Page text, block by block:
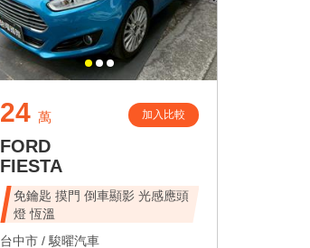
24 萬 加入比較
FORD
FIESTA
免鑰匙 摸門 倒車顯影 光感應頭
燈 恆溫
台中市 / 駿曜汽車